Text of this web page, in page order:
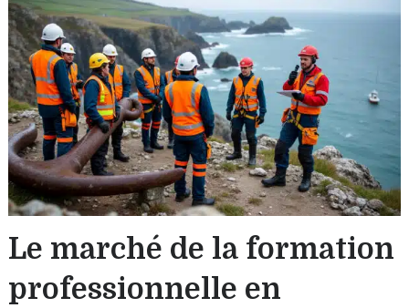
Le marché de la formation
professionnelle en